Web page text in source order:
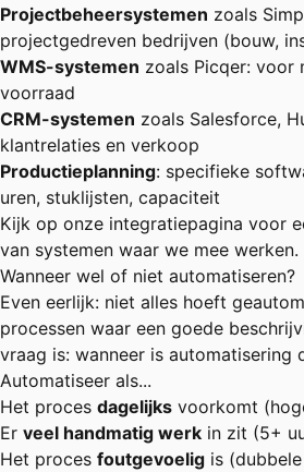
Projectbeheersystemen zoals
projectgedreven bedrijven (bouw,
WMS-systemen zoals Picqer: voor
voorraad
CRM-systemen zoals Salesforce,
klantrelaties en verkoop
Productieplanning: specifieke
uren, stuklijsten, capaciteit
Kijk op onze integratiepagina voor
van systemen waar we mee werken.
Wanneer wel of niet automatiseren?
Even eerlijk: niet alles hoeft
processen waar een goede
vraag is: wanneer is automatisering
Automatiseer als...
Het proces dagelijks voorkomt
Er veel handmatig werk in zit (5+
Het proces foutgevoelig is